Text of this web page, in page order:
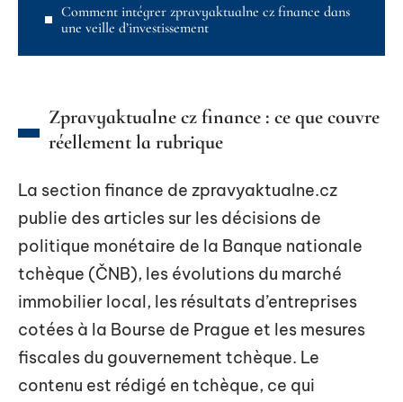
Comment intégrer zpravyaktualne cz finance dans
une veille d’investissement
Zpravyaktualne cz finance : ce que couvre
réellement la rubrique
La section finance de zpravyaktualne.cz
publie des articles sur les décisions de
politique monétaire de la Banque nationale
tchèque (ČNB), les évolutions du marché
immobilier local, les résultats d’entreprises
cotées à la Bourse de Prague et les mesures
fiscales du gouvernement tchèque. Le
contenu est rédigé en tchèque, ce qui